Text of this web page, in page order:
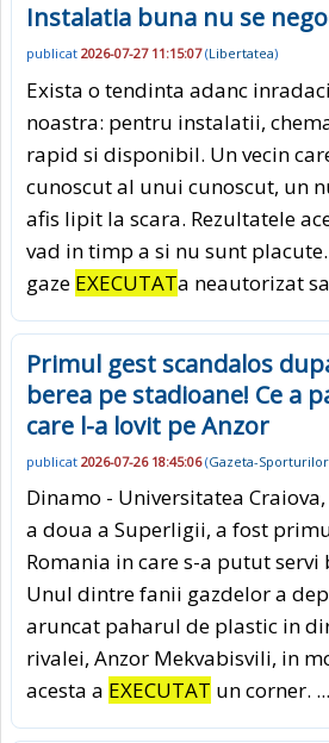
Instalatia buna nu se
publicat 2026-07-27 11:15:07(Libertatea)
Exista o tendinta adanc
noastra: pentru instalatii,
rapid si disponibil. Un vecin
cunoscut al unui cunoscut, un
afis lipit la scara. Rezultatele
vad in timp a si nu sunt
gaze EXECUTATa neautorizat
Primul gest scandalos
berea pe stadioane! Ce a
care l-a lovit pe Anzor
publicat 2026-07-26 18:45:06(Gazeta-Sporturilor
Dinamo - Universitatea
a doua a Superligii, a fost
Romania in care s-a putut servi
Unul dintre fanii gazdelor a
aruncat paharul de plastic in
rivalei, Anzor Mekvabisvili, in
acesta a EXECUTAT un corner. ...